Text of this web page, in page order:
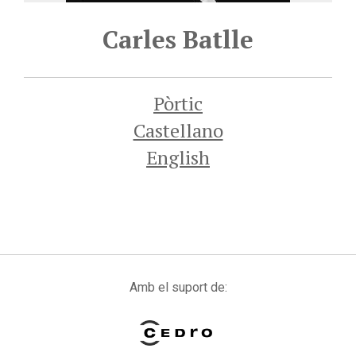
Carles Batlle
Pòrtic
Castellano
English
Amb el suport de: